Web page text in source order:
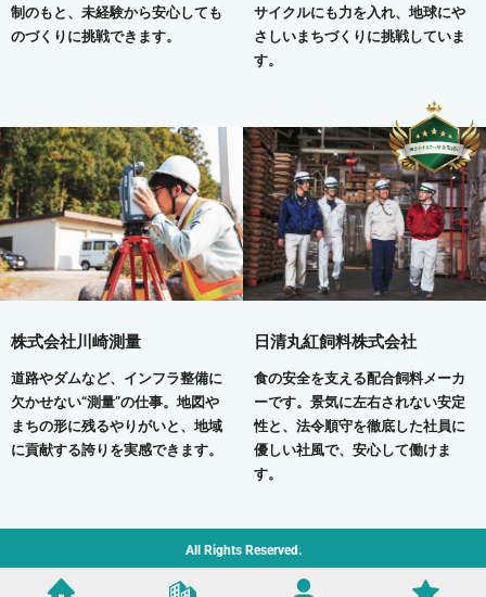
制のもと、未経験から安心しても
のづくりに挑戦できます。
サイクルにも力を入れ、地球にや
さしいまちづくりに挑戦していま
す。
株式会社川崎測量
道路やダムなど、インフラ整備に
欠かせない“測量”の仕事。地図や
まちの形に残るやりがいと、地域
に貢献する誇りを実感できます。
日清丸紅飼料株式会社
食の安全を支える配合飼料メーカ
ーです。景気に左右されない安定
性と、法令順守を徹底した社員に
優しい社風で、安心して働けま
す。
All Rights Reserved.